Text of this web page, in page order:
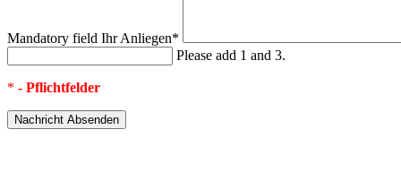
Mandatory field Ihr Anliegen*
Please add 1 and 3.
* - Pflichtfelder